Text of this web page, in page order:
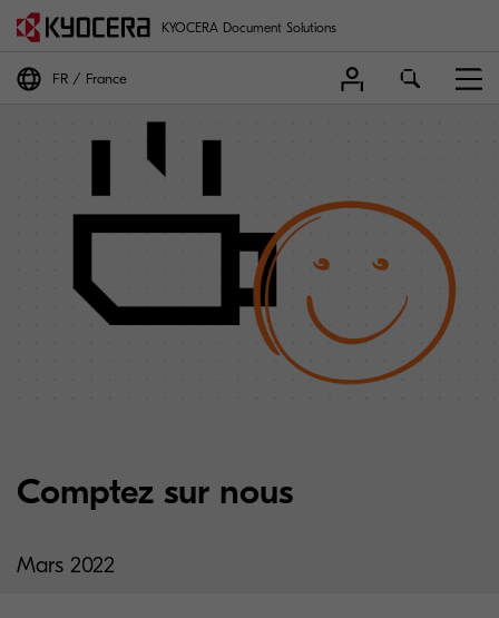
KYOCERA Document Solutions
FR France
Comptez sur nous
Mars 2022